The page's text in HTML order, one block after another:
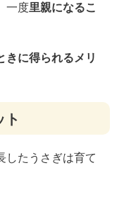
一度里親になるこ
きに得られるメリ
ト
したうさぎは育て